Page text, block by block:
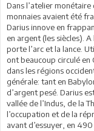
Dans l’atelier
monnaies avaient été
Darius innove en
en argent (les siècles).
porte l’arc et la lance.
ont beaucoup circulé en
dans les régions
générale: tant en
d’argent pesé. Darius
vallée de l’Indus, de la
l’occupation et de la
avant d’essuyer, en